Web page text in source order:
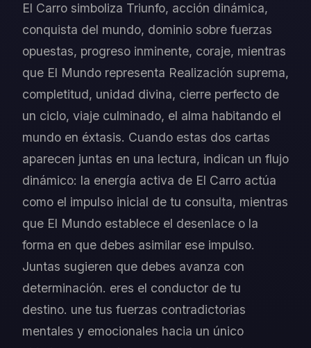
El Carro simboliza Triunfo, acción dinámica,
conquista del mundo, dominio sobre fuerzas
opuestas, progreso inminente, coraje, mientras
que El Mundo representa Realización suprema,
completitud, unidad divina, cierre perfecto de
un ciclo, viaje culminado, el alma habitando el
mundo en éxtasis. Cuando estas dos cartas
aparecen juntas en una lectura, indican un flujo
dinámico: la energía activa de El Carro actúa
como el impulso inicial de tu consulta, mientras
que El Mundo establece el desenlace o la
forma en que debes asimilar ese impulso.
Juntas sugieren que debes avanza con
determinación. eres el conductor de tu
destino. une tus fuerzas contradictorias
mentales y emocionales hacia un único